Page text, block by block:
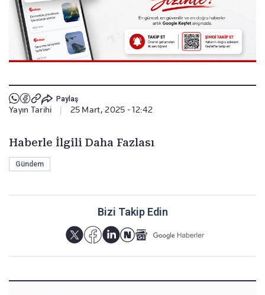
Paylaş
Yayın Tarihi 25 Mart, 2025 - 12:42
Haberle İlgili Daha Fazlası
Gündem
Bizi Takip Edin